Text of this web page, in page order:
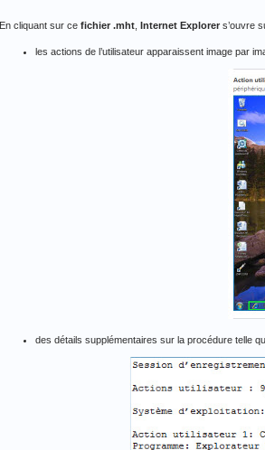
En cliquant sur ce fichier .mht, Internet Explorer s’ouvre
les actions de l’utilisateur apparaissent image par
des détails supplémentaires sur la procédure telle